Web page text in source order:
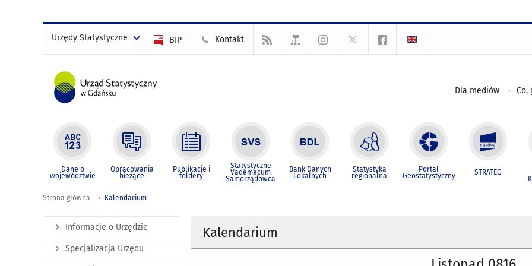
Urzędy Statystyczne BIP Kontakt
Dla mediów Co,
Dane o
województwie
Opracowania
bieżące
Publikacje i
foldery
Statystyczne
Vademecum
Samorządowca
Bank Danych
Lokalnych
Statystyka
regionalna
Portal
Geostatystyczny STRATEG
Strona główna Kalendarium
Kalendarium
Informacje o Urzędzie
Specjalizacja Urzędu